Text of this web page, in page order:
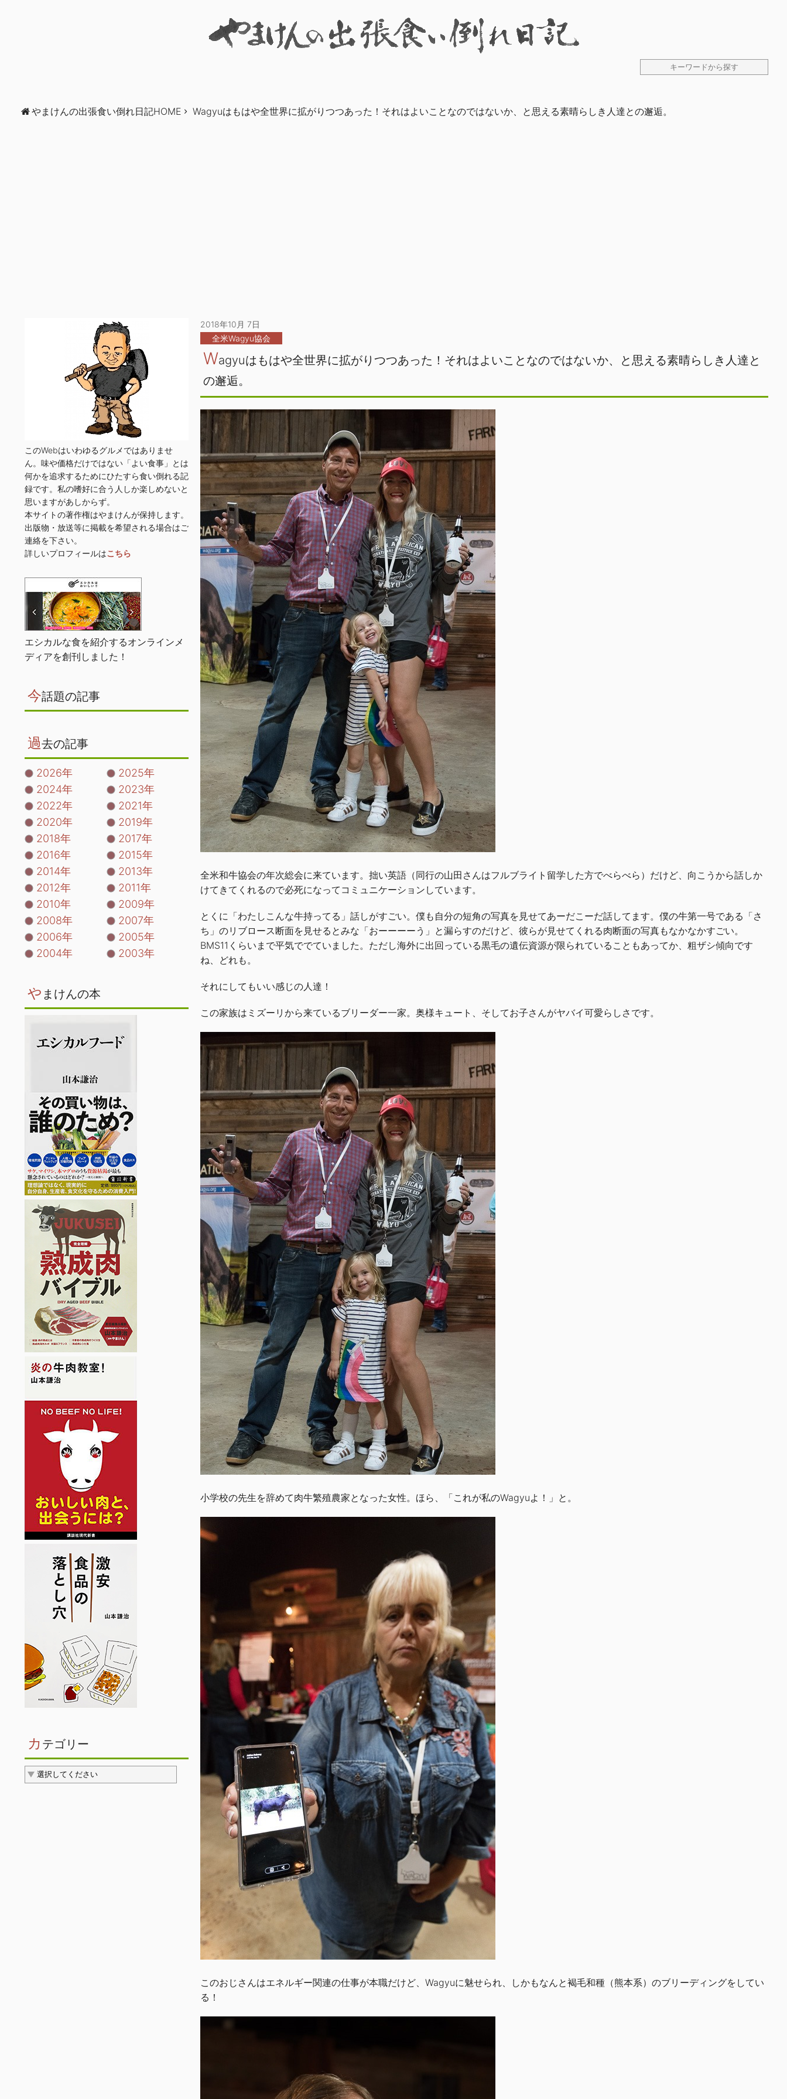
やまけんの出張食い倒れ日記HOME Wagyuはもはや全世界に拡がりつつあった！それはよいことなのではないか、と思える素晴らしき人達との邂逅。
2018年10月 7日
全米Wagyu協会
Wagyuはもはや全世界に拡がりつつあった！それはよいことなのではないか、と思える素晴らしき人達と
の邂逅。
全米和牛協会の年次総会に来ています。拙い英語（同行の山田さんはフルブライト留学した方でべらべら）だけど、向こうから話しか
けてきてくれるので必死になってコミュニケーションしています。
とくに「わたしこんな牛持ってる」話しがすごい。僕も自分の短角の写真を見せてあーだこーだ話してます。僕の牛第一号である「さ
ち」のリブロース断面を見せるとみな「おーーーーう」と漏らすのだけど、彼らが見せてくれる肉断面の写真もなかなかすごい。
BMS11くらいまで平気ででていました。ただし海外に出回っている黒毛の遺伝資源が限られていることもあってか、粗ザシ傾向です
ね、どれも。
それにしてもいい感じの人達！
この家族はミズーリから来ているブリーダー一家。奥様キュート、そしてお子さんがヤバイ可愛らしさです。
小学校の先生を辞めて肉牛繁殖農家となった女性。ほら、「これが私のWagyuよ！」と。
このおじさんはエネルギー関連の仕事が本職だけど、Wagyuに魅せられ、しかもなんと褐毛和種（熊本系）のブリーディングをしてい
る！
このWebはいわゆるグルメではありませ
ん。味や価格だけではない「よい食事」とは
何かを追求するためにひたすら食い倒れる記
録です。私の嗜好に合う人しか楽しめないと
思いますがあしからず。
本サイトの著作権はやまけんが保持します。
出版物・放送等に掲載を希望される場合はご
連絡を下さい。
詳しいプロフィールはこちら
エシカルな食を紹介するオンラインメ
ディアを創刊しました！
今話題の記事
過去の記事
2026年
2025年
2024年
2023年
2022年
2021年
2020年
2019年
2018年
2017年
2016年
2015年
2014年
2013年
2012年
2011年
2010年
2009年
2008年
2007年
2006年
2005年
2004年
2003年
や まけんの本
カ テゴリー